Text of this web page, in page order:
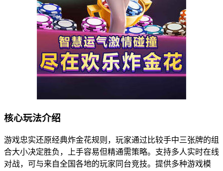
核心玩法介绍
游戏忠实还原经典炸金花规则，玩家通过比较手中三张牌的组
合大小决定胜负，上手容易但精通需策略。支持多人实时在线
对战，可与来自全国各地的玩家同台竞技。提供多种游戏模